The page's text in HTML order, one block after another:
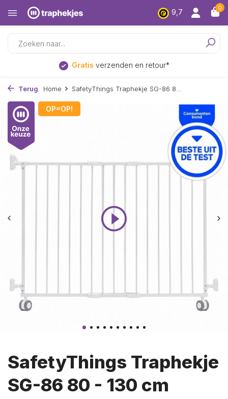
9,7
0
Gratis verzenden en retour*
Terug Home SafetyThings Traphekje SG-86 8...
SafetyThings Traphekje
SG-86 80 - 130 cm
OP=OP!